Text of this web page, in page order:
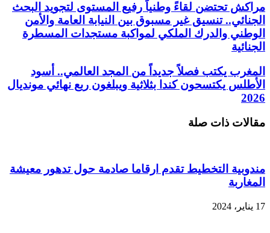
مراكش تحتضن لقاءً وطنياً رفيع المستوى لتجويد البحث
الجنائي.. تنسيق غير مسبوق بين النيابة العامة والأمن
الوطني والدرك الملكي لمواكبة مستجدات المسطرة
الجنائية
المغرب يكتب فصلاً جديداً من المجد العالمي.. أسود
الأطلس يكتسحون كندا بثلاثية ويبلغون ربع نهائي مونديال
2026
مقالات ذات صلة
مندوبية التخطيط تقدم ارقاما صادمة حول تدهور معيشة
المغاربة
17 يناير، 2024